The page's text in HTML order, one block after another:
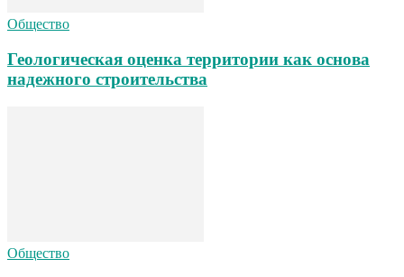
Общество
Геологическая оценка территории как основа
надежного строительства
Общество